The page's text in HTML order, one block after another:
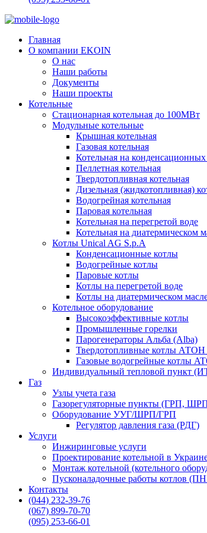
Главная
О компании EKOIN
О нас
Наши работы
Документы
Наши проекты
Котельные
Стационарная котельная до 100МВт
Модульные котельные
Крышная котельная
Газовая котельная
Котельная на конденсационных
Пеллетная котельная
Твердотопливная котельная
Дизельная (жидкотопливная)
Водогрейная котельная
Паровая котельная
Котельная на перегретой воде
Котельная на диатермическом
Котлы Unical AG S.p.A
Конденсационные котлы
Водогрейные котлы
Паровые котлы
Котлы на перегретой воде
Котлы на диатермическом
Котельное оборудование
Высокоэффективные котлы
Промышленные горелки
Парогенераторы Альба (Alba)
Твердотопливные котлы
Газовые водогрейные котлы
Индивидуальный тепловой пункт
Газ
Узлы учета газа
Газорегуляторные пункты (ГРП,
Оборудование УУГ/ШРП/ГРП
Регулятор давления газа (РДГ)
Услуги
Инжиринговые услуги
Проектирование котельной в
Монтаж котельной (котельного
Пусконаладочные работы котлов
Контакты
(044) 232-39-76
(067) 899-70-70
(095) 253-66-01